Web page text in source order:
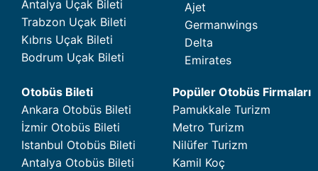
Antalya Uçak Bileti
Trabzon Uçak Bileti
Kıbrıs Uçak Bileti
Bodrum Uçak Bileti
Ajet
Germanwings
Delta
Emirates
Otobüs Bileti
Ankara Otobüs Bileti
İzmir Otobüs Bileti
Istanbul Otobüs Bileti
Antalya Otobüs Bileti
Popüler Otobüs Firmaları
Pamukkale Turizm
Metro Turizm
Nilüfer Turizm
Kamil Koç